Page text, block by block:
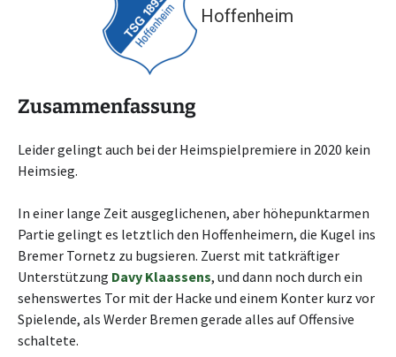
Hoffenheim
Zusammenfassung
Leider gelingt auch bei der Heimspielpremiere in 2020 kein
Heimsieg.
In einer lange Zeit ausgeglichenen, aber höhepunktarmen
Partie gelingt es letztlich den Hoffenheimern, die Kugel ins
Bremer Tornetz zu bugsieren. Zuerst mit tatkräftiger
Unterstützung Davy Klaassens, und dann noch durch ein
sehenswertes Tor mit der Hacke und einem Konter kurz vor
Spielende, als Werder Bremen gerade alles auf Offensive
schaltete.